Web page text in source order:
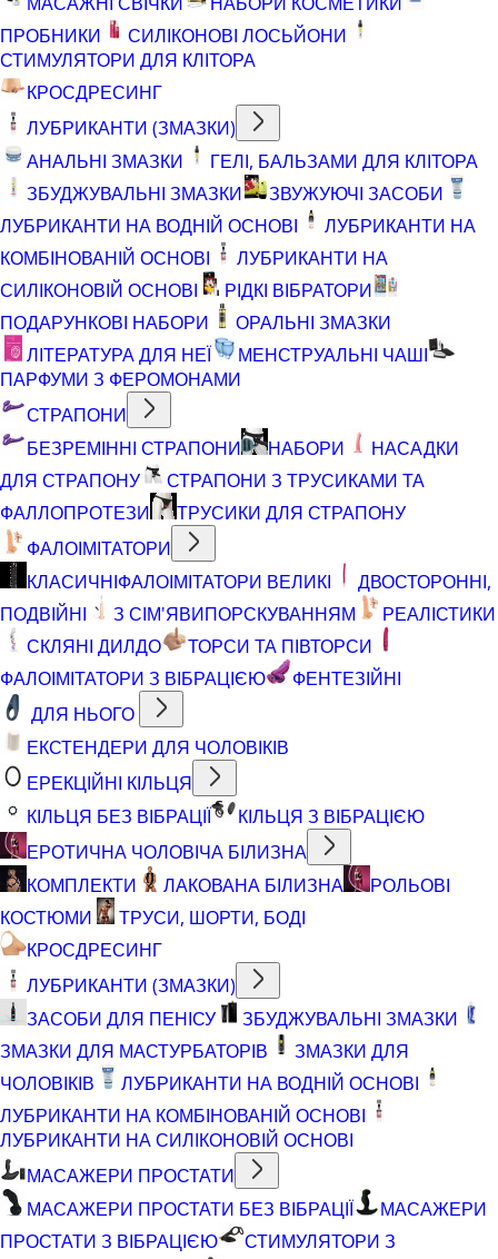
ПРОБНИКИ
СИЛІКОНОВІ ЛОСЬЙОНИ
СТИМУЛЯТОРИ ДЛЯ КЛІТОРА
КРОСДРЕСИНГ
ЛУБРИКАНТИ (ЗМАЗКИ)
АНАЛЬНІ ЗМАЗКИ
ГЕЛІ, БАЛЬЗАМИ ДЛЯ КЛІТОРА
ЗБУДЖУВАЛЬНІ ЗМАЗКИ
ЗВУЖУЮЧІ ЗАСОБИ
ЛУБРИКАНТИ НА ВОДНІЙ ОСНОВІ
ЛУБРИКАНТИ НА
КОМБІНОВАНІЙ ОСНОВІ
ЛУБРИКАНТИ НА
СИЛІКОНОВІЙ ОСНОВІ
РІДКІ ВІБРАТОРИ
ПОДАРУНКОВІ НАБОРИ
ОРАЛЬНІ ЗМАЗКИ
ЛІТЕРАТУРА ДЛЯ НЕЇ
МЕНСТРУАЛЬНІ ЧАШІ
ПАРФУМИ З ФЕРОМОНАМИ
СТРАПОНИ
БЕЗРЕМІННІ СТРАПОНИ
НАБОРИ
НАСАДКИ
ДЛЯ СТРАПОНУ
СТРАПОНИ З ТРУСИКАМИ ТА
ФАЛЛОПРОТЕЗИ
ТРУСИКИ ДЛЯ СТРАПОНУ
ФАЛОІМІТАТОРИ
КЛАСИЧНІФАЛОІМІТАТОРИ ВЕЛИКІ
ДВОСТОРОННІ,
ПОДВІЙНІ
З СІМ'ЯВИПОРСКУВАННЯМ
РЕАЛІСТИКИ
СКЛЯНІ ДИЛДО
ТОРСИ ТА ПІВТОРСИ
ФАЛОІМІТАТОРИ З ВІБРАЦІЄЮ
ФЕНТЕЗІЙНІ
ДЛЯ НЬОГО
ЕКСТЕНДЕРИ ДЛЯ ЧОЛОВІКІВ
ЕРЕКЦІЙНІ КІЛЬЦЯ
КІЛЬЦЯ БЕЗ ВІБРАЦІЇ
КІЛЬЦЯ З ВІБРАЦІЄЮ
ЕРОТИЧНА ЧОЛОВІЧА БІЛИЗНА
КОМПЛЕКТИ
ЛАКОВАНА БІЛИЗНА
РОЛЬОВІ
КОСТЮМИ
ТРУСИ, ШОРТИ, БОДІ
КРОСДРЕСИНГ
ЛУБРИКАНТИ (ЗМАЗКИ)
ЗАСОБИ ДЛЯ ПЕНІСУ
ЗБУДЖУВАЛЬНІ ЗМАЗКИ
ЗМАЗКИ ДЛЯ МАСТУРБАТОРІВ
ЗМАЗКИ ДЛЯ
ЧОЛОВІКІВ
ЛУБРИКАНТИ НА ВОДНІЙ ОСНОВІ
ЛУБРИКАНТИ НА КОМБІНОВАНІЙ ОСНОВІ
ЛУБРИКАНТИ НА СИЛІКОНОВІЙ ОСНОВІ
МАСАЖЕРИ ПРОСТАТИ
МАСАЖЕРИ ПРОСТАТИ БЕЗ ВІБРАЦІЇ
МАСАЖЕРИ
ПРОСТАТИ З ВІБРАЦІЄЮ
СТИМУЛЯТОРИ З